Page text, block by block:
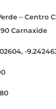
– Centro
Carnaxide
-